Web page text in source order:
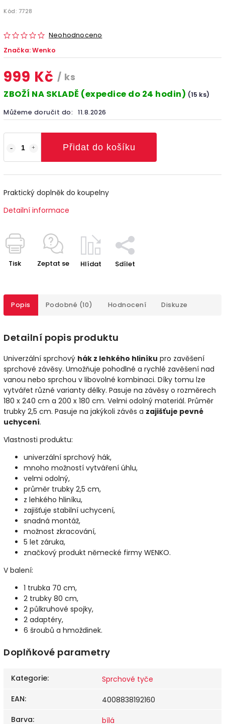
Kód: 7728
Neohodnoceno
Značka:Wenko
999 Kč / ks
ZBOŽÍ NA SKLADĚ (expedice do 24 hodin) (15 ks)
Můžeme doručit do: 11.8.2026
Přidat do košíku
Praktický doplněk do koupelny
Detailní informace
Tisk Zeptat se Hlídat Sdílet
Popis Podobné (10) Hodnocení Diskuze
Detailní popis produktu
Univerzální sprchový hák z lehkého hliníku pro zavěšení
sprchové závěsy. Umožňuje pohodlné a rychlé zavěšení nad
vanou nebo sprchou v libovolné kombinaci. Díky tomu lze
vytvářet různé varianty délky. Pasuje na závěsy o rozměrech
180 x 240 cm a 200 x 180 cm. Velmi odolný materiál. Průměr
trubky 2,5 cm. Pasuje na jakýkoli závěs a zajišťuje pevné
uchycení.
Vlastnosti produktu:
univerzální sprchový hák,
mnoho možností vytváření úhlu,
velmi odolný,
průměr trubky 2,5 cm,
z lehkého hliníku,
zajišťuje stabilní uchycení,
snadná montáž,
možnost zkracování,
5 let záruka,
značkový produkt německé firmy WENKO.
V balení:
1 trubka 70 cm,
2 trubky 80 cm,
2 půlkruhové spojky,
2 adaptéry,
6 šroubů a hmoždinek.
Doplňkové parametry
Kategorie:
Sprchové tyče
EAN:
4008838192160
Barva: bílá